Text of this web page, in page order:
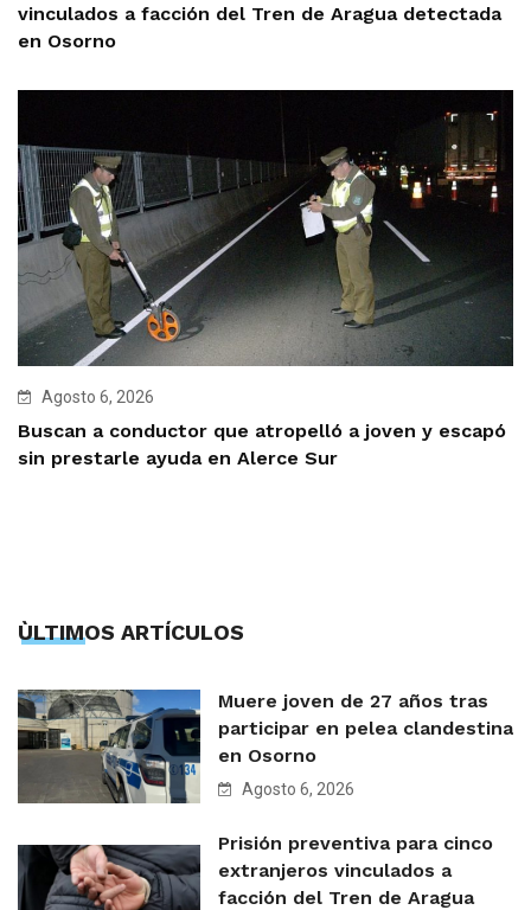
vinculados a facción del Tren de Aragua detectada
en Osorno
Agosto 6, 2026
Buscan a conductor que atropelló a joven y escapó
sin prestarle ayuda en Alerce Sur
ÙLTIMOS ARTÍCULOS
Muere joven de 27 años tras
participar en pelea clandestina
en Osorno
Agosto 6, 2026
Prisión preventiva para cinco
extranjeros vinculados a
facción del Tren de Aragua